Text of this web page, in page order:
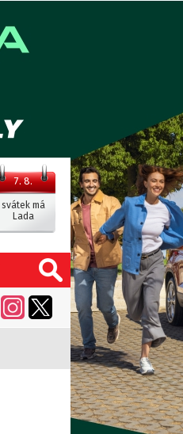
7. 8.
svátek má
Lada